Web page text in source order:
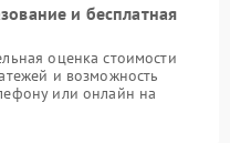
и бесплатная
оценка стоимости
и возможность
или онлайн на